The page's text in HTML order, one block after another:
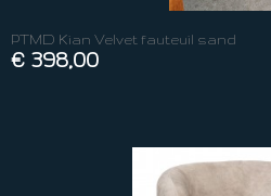
PTMD Kian Velvet fauteuil sand
€ 398,00